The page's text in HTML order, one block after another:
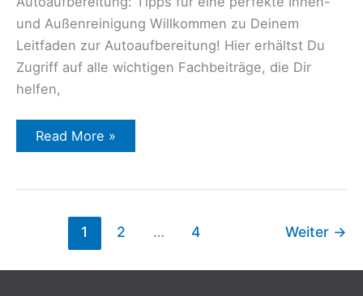
und Außenreinigung Willkommen zu Deinem
Leitfaden zur Autoaufbereitung! Hier erhältst Du
Zugriff auf alle wichtigen Fachbeiträge, die Dir
helfen,
Read More »
1 2 … 4 Weiter →